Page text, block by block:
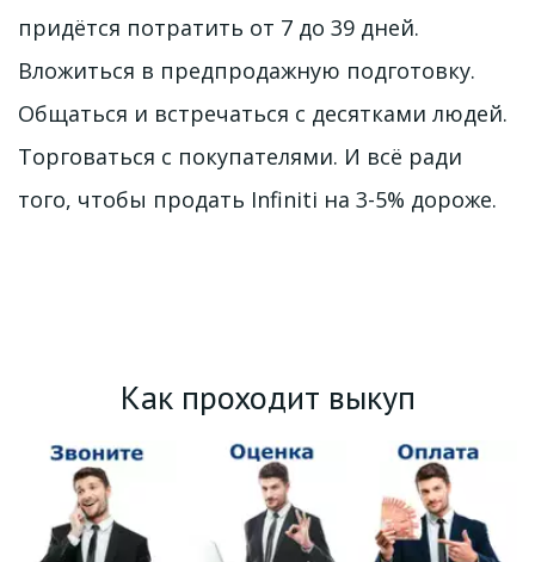
придётся потратить от 7 до 39 дней.
Вложиться в предпродажную подготовку.
Общаться и встречаться с десятками людей.
Торговаться с покупателями. И всё ради
того, чтобы продать Infiniti на 3-5% дороже.
Как проходит выкуп